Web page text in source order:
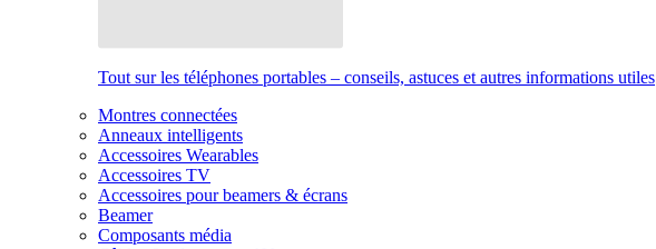
Tout sur les téléphones portables – conseils, astuces et autres informations utiles
Montres connectées
Anneaux intelligents
Accessoires Wearables
Accessoires TV
Accessoires pour beamers & écrans
Beamer
Composants média